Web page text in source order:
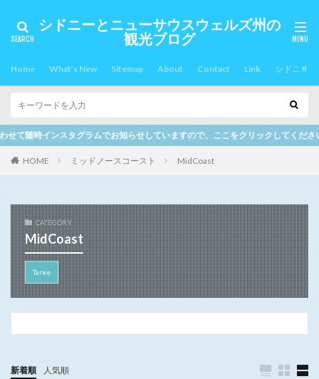
シドニーとニューサウスウェルズ州の
観光ブログ
Home What’s New Sitemap About Contact Link シドニー
知らせしていますので、ここをクリックしてください。
HOME ミッドノースコースト MidCoast
CATEGORY
MidCoast
Taree
新着順 人気順